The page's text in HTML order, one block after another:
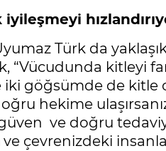
Türk da
“Vücudunda kitleyi
göğsümde de kitle
hekime
ve doğru
çevrenizdeki